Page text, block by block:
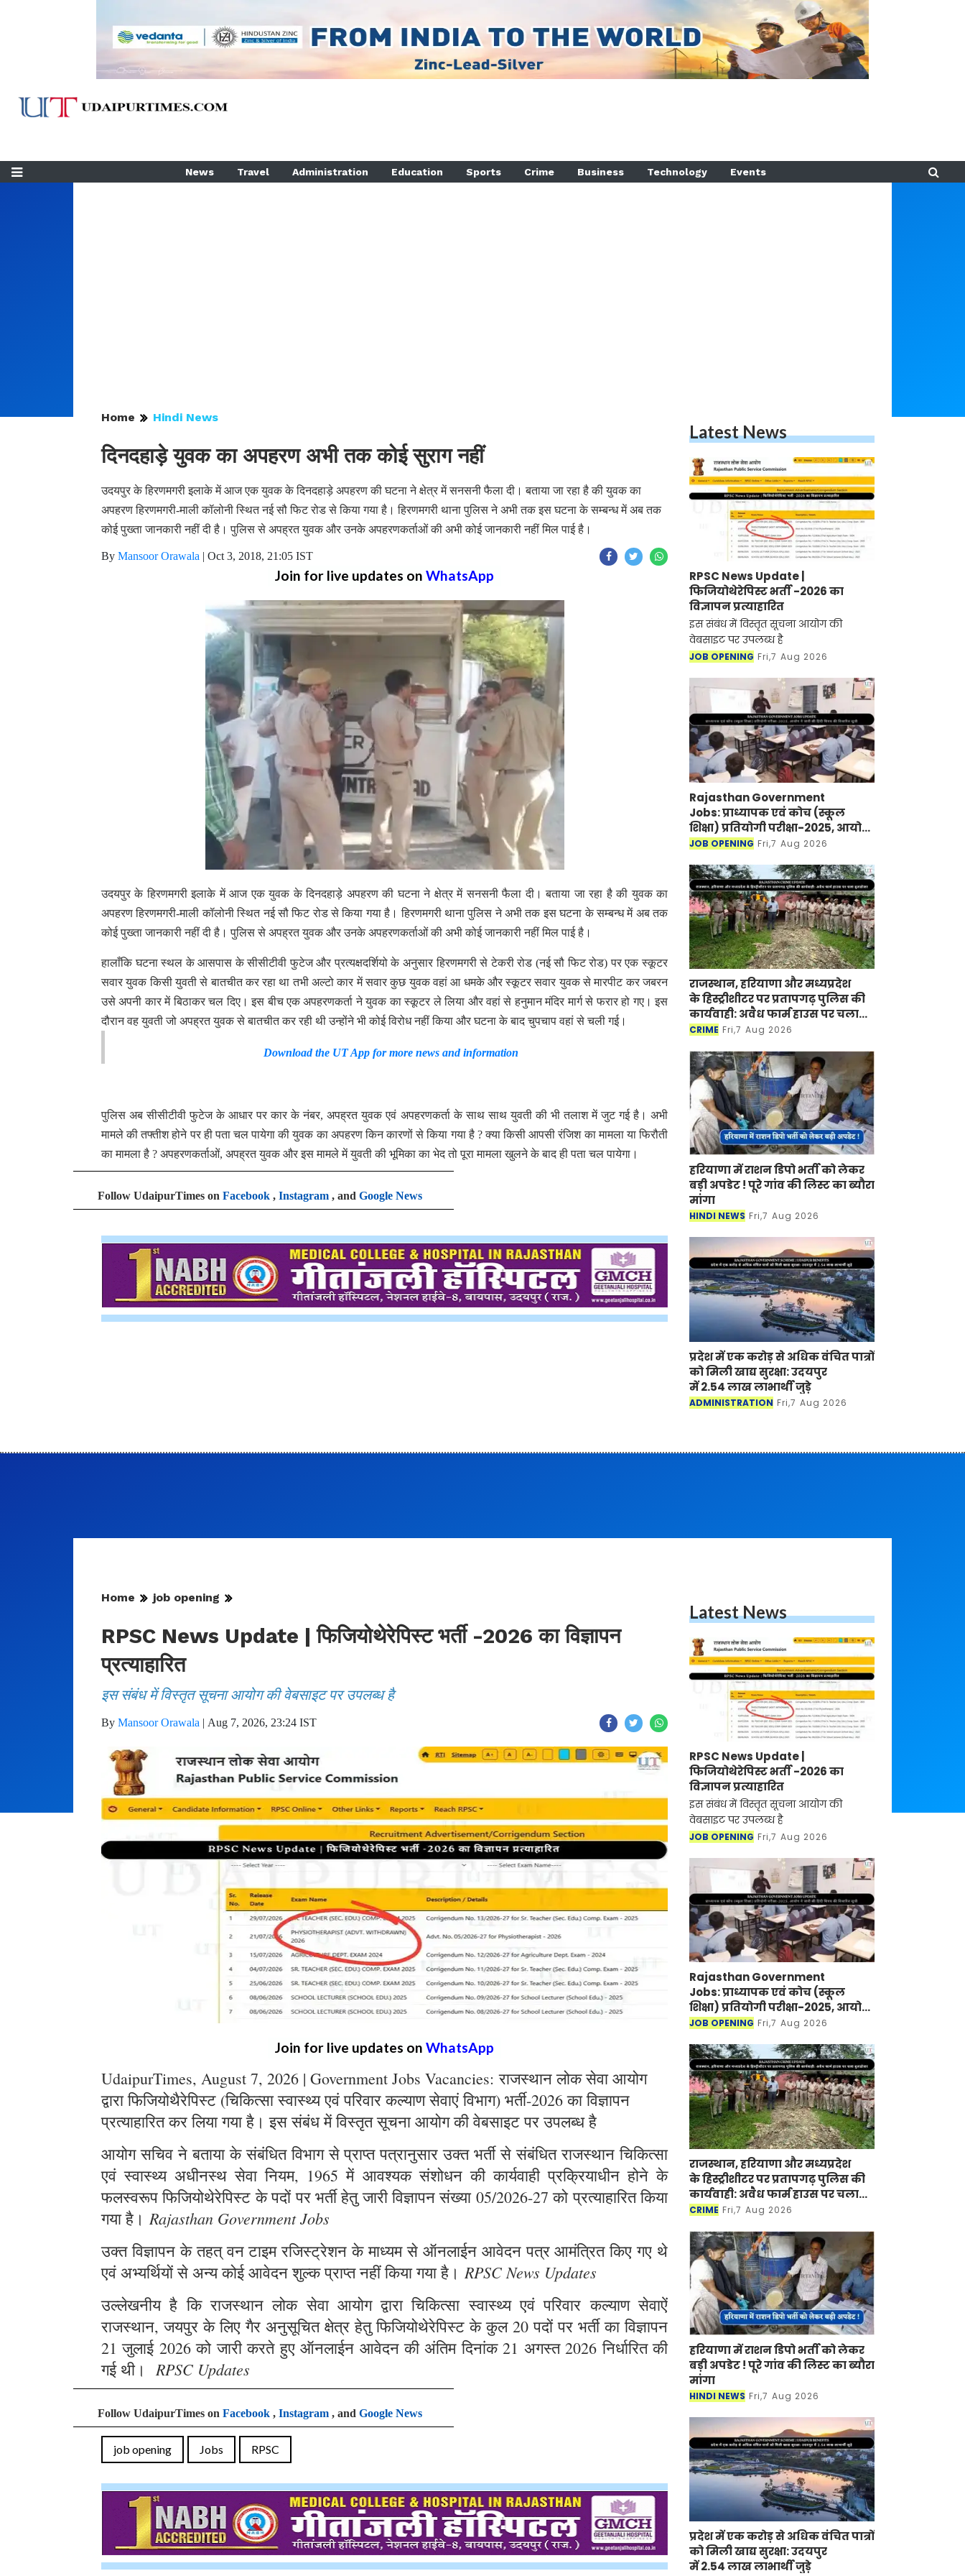
News Travel Administration Education Sports Crime Business Technology Events
Home Hindi News
दिनदहाड़े युवक का अपहरण अभी तक कोई सुराग नहीं
उदयपुर के हिरणमगरी इलाके में आज एक युवक के दिनदहाड़े अपहरण की घटना ने क्षेत्र में सनसनी फैला दी। बताया जा रहा है की युवक का
अपहरण हिरणमगरी-माली कॉलोनी स्थित नई सौ फिट रोड से किया गया है। हिरणमगरी थाना पुलिस ने अभी तक इस घटना के सम्बन्ध में अब तक
कोई पुख्ता जानकारी नहीं दी है। पुलिस से अपह्रत युवक और उनके अपहरणकर्ताओं की अभी कोई जानकारी नहीं मिल पाई है।
By Mansoor Orawala | Oct 3, 2018, 21:05 IST
Join for live updates on WhatsApp
उदयपुर के हिरणमगरी इलाके में आज एक युवक के दिनदहाड़े अपहरण की घटना ने क्षेत्र में सनसनी फैला दी। बताया जा रहा है की युवक का
अपहरण हिरणमगरी-माली कॉलोनी स्थित नई सौ फिट रोड से किया गया है। हिरणमगरी थाना पुलिस ने अभी तक इस घटना के सम्बन्ध में अब तक
कोई पुख्ता जानकारी नहीं दी है। पुलिस से अपह्रत युवक और उनके अपहरणकर्ताओं की अभी कोई जानकारी नहीं मिल पाई है।
हालाँकि घटना स्थल के आसपास के सीसीटीवी फुटेज और प्रत्यक्षदर्शियो के अनुसार हिरणमगरी से टेकरी रोड (नई सौ फिट रोड) पर एक स्कूटर
सवार युवक किसी युवती से बातचीत कर रहा था तभी अल्टो कार में सवार कुछ युवक वहां आ धमके और स्कूटर सवार युवक से मारपीट कर जबरन
उसे अपनी कार में बिठाकर चल दिए। इस बीच एक अपहरणकर्ता ने युवक का स्कूटर ले लिया और वहां से हनुमान मंदिर मार्ग से फरार हो गए। इस
दौरान वह युवती जो अपह्रत युवक से बातचीत कर रही थी उन्होंने भी कोई विरोध नहीं किया और घटना के बाद चुपचाप वहां से चली गई।
Download the UT App for more news and information
पुलिस अब सीसीटीवी फुटेज के आधार पर कार के नंबर, अपह्रत युवक एवं अपहरणकर्ता के साथ साथ युवती की भी तलाश में जुट गई है। अभी
मामले की तफ्तीश होने पर ही पता चल पायेगा की युवक का अपहरण किन कारणों से किया गया है ? क्या किसी आपसी रंजिश का मामला या फिरौती
का मामला है ? अपहरणकर्ताओं, अपह्रत युवक और इस मामले में युवती की भूमिका का भेद तो पूरा मामला खुलने के बाद ही पता चल पायेगा।
Follow UdaipurTimes on Facebook , Instagram , and Google News
Latest News
RPSC News Update |
फिजियोथेरेपिस्ट भर्ती -2026 का
विज्ञापन प्रत्याहारित
इस संबंध में विस्तृत सूचना आयोग की
वेबसाइट पर उपलब्ध है
JOB OPENING Fri,7 Aug 2026
Rajasthan Government
Jobs: प्राध्यापक एवं कोच (स्कूल
शिक्षा) प्रतियोगी परीक्षा-2025, आयोग
ने जारी की हिंदी विषय की विचारित
JOB OPENING Fri,7 Aug 2026
राजस्थान, हरियाणा और मध्यप्रदेश
के हिस्ट्रीशीटर पर प्रतापगढ़ पुलिस की
कार्यवाही: अवैध फार्म हाउस पर चला
बुलडोजर
CRIME Fri,7 Aug 2026
हरियाणा में राशन डिपो भर्ती को लेकर
बड़ी अपडेट ! पूरे गांव की लिस्ट का ब्यौरा
मांगा
HINDI NEWS Fri,7 Aug 2026
प्रदेश में एक करोड़ से अधिक वंचित पात्रों
को मिली खाद्य सुरक्षा: उदयपुर
में 2.54 लाख लाभार्थी जुड़े
ADMINISTRATION Fri,7 Aug 2026
Home job opening
RPSC News Update | फिजियोथेरेपिस्ट भर्ती -2026 का विज्ञापन
प्रत्याहारित
इस संबंध में विस्तृत सूचना आयोग की वेबसाइट पर उपलब्ध है
By Mansoor Orawala | Aug 7, 2026, 23:24 IST
Join for live updates on WhatsApp
UdaipurTimes, August 7, 2026 | Government Jobs Vacancies: राजस्थान लोक सेवा आयोग
द्वारा फिजियोथैरेपिस्ट (चिकित्सा स्वास्थ्य एवं परिवार कल्याण सेवाएं विभाग) भर्ती-2026 का विज्ञापन
प्रत्याहारित कर लिया गया है। इस संबंध में विस्तृत सूचना आयोग की वेबसाइट पर उपलब्ध है
आयोग सचिव ने बताया के संबंधित विभाग से प्राप्त पत्रानुसार उक्त भर्ती से संबंधित राजस्थान चिकित्सा
एवं स्वास्थ्य अधीनस्थ सेवा नियम, 1965 में आवश्यक संशोधन की कार्यवाही प्रक्रियाधीन होने के
फलस्वरूप फिजियोथेरेपिस्ट के पदों पर भर्ती हेतु जारी विज्ञापन संख्या 05/2026-27 को प्रत्याहारित किया
गया है। Rajasthan Government Jobs
उक्त विज्ञापन के तहत् वन टाइम रजिस्ट्रेशन के माध्यम से ऑनलाईन आवेदन पत्र आमंत्रित किए गए थे
एवं अभ्यर्थियों से अन्य कोई आवेदन शुल्क प्राप्त नहीं किया गया है। RPSC News Updates
उल्लेखनीय है कि राजस्थान लोक सेवा आयोग द्वारा चिकित्सा स्वास्थ्य एवं परिवार कल्याण सेवाऐं
राजस्थान, जयपुर के लिए गैर अनुसूचित क्षेत्र हेतु फिजियोथेरेपिस्ट के कुल 20 पदों पर भर्ती का विज्ञापन
21 जुलाई 2026 को जारी करते हुए ऑनलाईन आवेदन की अंतिम दिनांक 21 अगस्त 2026 निर्धारित की
गई थी। RPSC Updates
Follow UdaipurTimes on Facebook , Instagram , and Google News
job opening Jobs RPSC
Latest News
RPSC News Update |
फिजियोथेरेपिस्ट भर्ती -2026 का
विज्ञापन प्रत्याहारित
इस संबंध में विस्तृत सूचना आयोग की
वेबसाइट पर उपलब्ध है
JOB OPENING Fri,7 Aug 2026
Rajasthan Government
Jobs: प्राध्यापक एवं कोच (स्कूल
शिक्षा) प्रतियोगी परीक्षा-2025, आयोग
ने जारी की हिंदी विषय की विचारित
JOB OPENING Fri,7 Aug 2026
राजस्थान, हरियाणा और मध्यप्रदेश
के हिस्ट्रीशीटर पर प्रतापगढ़ पुलिस की
कार्यवाही: अवैध फार्म हाउस पर चला
बुलडोजर
CRIME Fri,7 Aug 2026
हरियाणा में राशन डिपो भर्ती को लेकर
बड़ी अपडेट ! पूरे गांव की लिस्ट का ब्यौरा
मांगा
HINDI NEWS Fri,7 Aug 2026
प्रदेश में एक करोड़ से अधिक वंचित पात्रों
को मिली खाद्य सुरक्षा: उदयपुर
में 2.54 लाख लाभार्थी जुड़े